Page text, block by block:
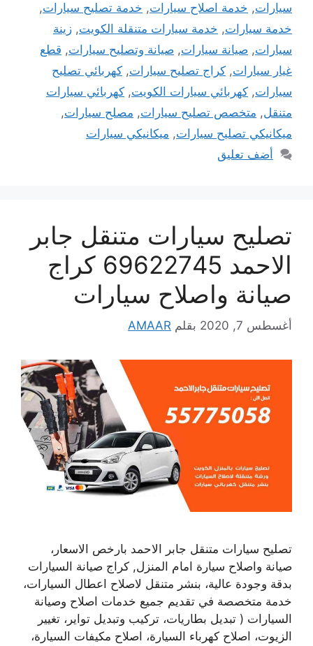
سيارات, خدمة اصلاح سيارات, خدمة تصليح سيارات,
خدمة سيارات, خدمة سيارات متنقلة الكويت, زينة
سيارات, صيانة سيارات, صيانة وتصليح سيارات, قطع
غيار سيارات, كراج تصليح سيارات, كهربائي تصليح
سيارات, كهربائي سيارات الكويت, كهربائي سيارات
متنقل, متخصص تصليح سيارات, مصلح سيارات,
ميكانيكي تصليح سيارات, ميكانيكي سيارات
أضف تعليق
تصليح سيارات متنقل جابر
الاحمد 69622745 كراج
صيانة واصلاح سيارات
أغسطس 7, 2020 بقلم AMAAR
تصليح سيارات متنقل جابر الاحمد بارخص الاسعار،
صيانة واصلاح سيارة امام المنزل, كراج صيانة السيارات
بدقة وجودة عالية، بنشر متنقل لاصلاح اعطال السيارات،
خدمة متخصصة في تقديم جميع خدمات اصلاح وصيانة
السيارات ( تبديل بطاريات، تركيب وتبديل تواير، تغيير
الزيوت، اصلاح كهرباء السيارة، اصلاح مكيفات السيارة،